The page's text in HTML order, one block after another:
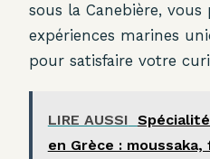
sous la Canebière, vous
expériences marines
pour satisfaire votre
LIRE AUSSI
en Grèce :